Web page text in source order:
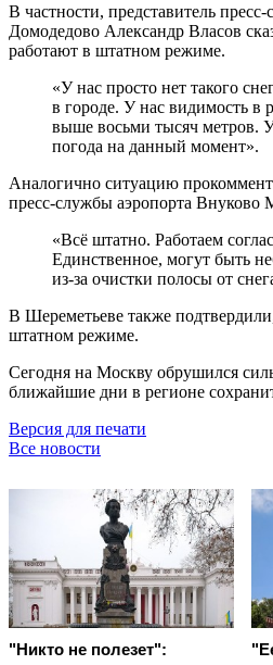
В частности, представитель
Домодедово Александр Власов
работают в штатном режиме.
«У нас просто нет такого
в городе. У нас видимость в
выше восьми тысяч метров.
погода на данный момент».
Аналогично ситуацию
пресс-службы аэропорта Внуково
«Всё штатно. Работаем
Единственное, могут быть
из-за очистки полосы от
В Шереметьеве также
штатном режиме.
Сегодня на Москву обрушился
ближайшие дни в регионе
Версия для печати
Все новости
"Никто не полезет":